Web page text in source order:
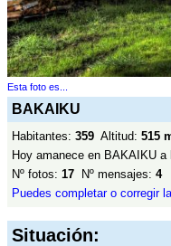
Esta foto es...
BAKAIKU
Habitantes: 359 Altitud: 515
Hoy amanece en BAKAIKU a
Nº fotos: 17 Nº mensajes: 4
Puedes completar o corregir
Situación: